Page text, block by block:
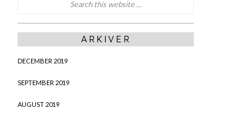
ARKIVER
DECEMBER 2019
SEPTEMBER 2019
AUGUST 2019